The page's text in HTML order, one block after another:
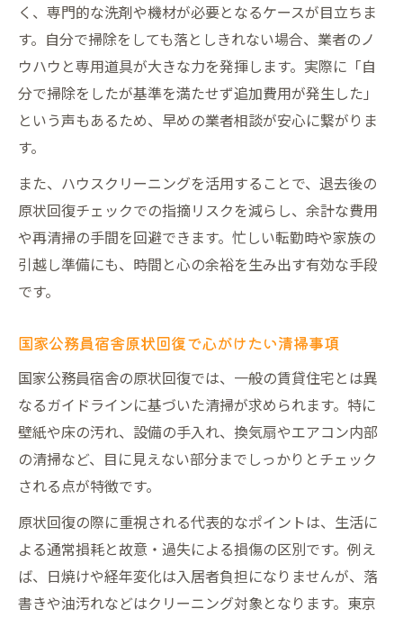
く、専門的な洗剤や機材が必要となるケースが目立ちま
す。自分で掃除をしても落としきれない場合、業者のノ
ウハウと専用道具が大きな力を発揮します。実際に「自
分で掃除をしたが基準を満たせず追加費用が発生した」
という声もあるため、早めの業者相談が安心に繋がりま
す。
また、ハウスクリーニングを活用することで、退去後の
原状回復チェックでの指摘リスクを減らし、余計な費用
や再清掃の手間を回避できます。忙しい転勤時や家族の
引越し準備にも、時間と心の余裕を生み出す有効な手段
です。
国家公務員宿舎原状回復で心がけたい清掃事項
国家公務員宿舎の原状回復では、一般の賃貸住宅とは異
なるガイドラインに基づいた清掃が求められます。特に
壁紙や床の汚れ、設備の手入れ、換気扇やエアコン内部
の清掃など、目に見えない部分までしっかりとチェック
される点が特徴です。
原状回復の際に重視される代表的なポイントは、生活に
よる通常損耗と故意・過失による損傷の区別です。例え
ば、日焼けや経年変化は入居者負担になりませんが、落
書きや油汚れなどはクリーニング対象となります。東京